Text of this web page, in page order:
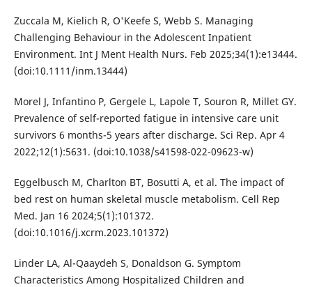
Zuccala M, Kielich R, O'Keefe S, Webb S. Managing
Challenging Behaviour in the Adolescent Inpatient
Environment. Int J Ment Health Nurs. Feb 2025;34(1):e13444.
(doi:10.1111/inm.13444)
Morel J, Infantino P, Gergele L, Lapole T, Souron R, Millet GY.
Prevalence of self-reported fatigue in intensive care unit
survivors 6 months-5 years after discharge. Sci Rep. Apr 4
2022;12(1):5631. (doi:10.1038/s41598-022-09623-w)
Eggelbusch M, Charlton BT, Bosutti A, et al. The impact of
bed rest on human skeletal muscle metabolism. Cell Rep
Med. Jan 16 2024;5(1):101372.
(doi:10.1016/j.xcrm.2023.101372)
Linder LA, Al-Qaaydeh S, Donaldson G. Symptom
Characteristics Among Hospitalized Children and